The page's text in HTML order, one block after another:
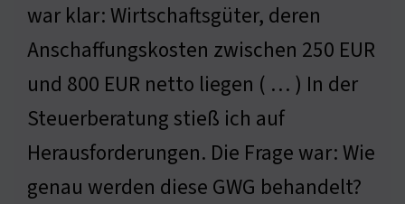
war klar: Wirtschaftsgüter, deren
Anschaffungskosten zwischen 250 EUR
und 800 EUR netto liegen ( … ) In der
Steuerberatung stieß ich auf
Herausforderungen. Die Frage war: Wie
genau werden diese GWG behandelt?